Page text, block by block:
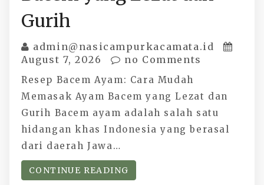
Gurih
admin@nasicampurkacamata.id
August 7, 2026
no Comments
Resep Bacem Ayam: Cara Mudah
Memasak Ayam Bacem yang Lezat dan
Gurih Bacem ayam adalah salah satu
hidangan khas Indonesia yang berasal
dari daerah Jawa…
CONTINUE READING